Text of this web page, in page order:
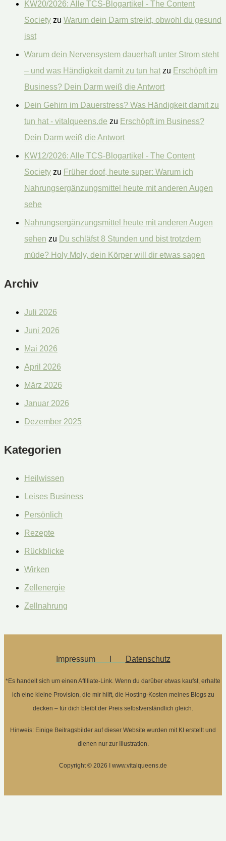
KW20/2026: Alle TCS-Blogartikel - The Content
Society zu Warum dein Darm streikt, obwohl du gesund
isst
Warum dein Nervensystem dauerhaft unter Strom steht
– und was Händigkeit damit zu tun hat zu Erschöpft im
Business? Dein Darm weiß die Antwort
Dein Gehirn im Dauerstress? Was Händigkeit damit zu
tun hat - vitalqueens.de zu Erschöpft im Business?
Dein Darm weiß die Antwort
KW12/2026: Alle TCS-Blogartikel - The Content
Society zu Früher doof, heute super: Warum ich
Nahrungsergänzungsmittel heute mit anderen Augen
sehe
Nahrungsergänzungsmittel heute mit anderen Augen
sehen zu Du schläfst 8 Stunden und bist trotzdem
müde? Holy Moly, dein Körper will dir etwas sagen
Archiv
Juli 2026
Juni 2026
Mai 2026
April 2026
März 2026
Januar 2026
Dezember 2025
Kategorien
Heilwissen
Leises Business
Persönlich
Rezepte
Rückblicke
Wirken
Zellenergie
Zellnahrung
Impressum Ι Datenschutz
*Es handelt sich um einen Affiliate-Link. Wenn du darüber etwas kaufst, erhalte
ich eine kleine Provision, die mir hilft, die Hosting-Kosten meines Blogs zu
decken – für dich bleibt der Preis selbstverständlich gleich.
Hinweis: Einige Beitragsbilder auf dieser Website wurden mit KI erstellt und
dienen nur zur Illustration.
Copyright © 2026 Ι www.vitalqueens.de